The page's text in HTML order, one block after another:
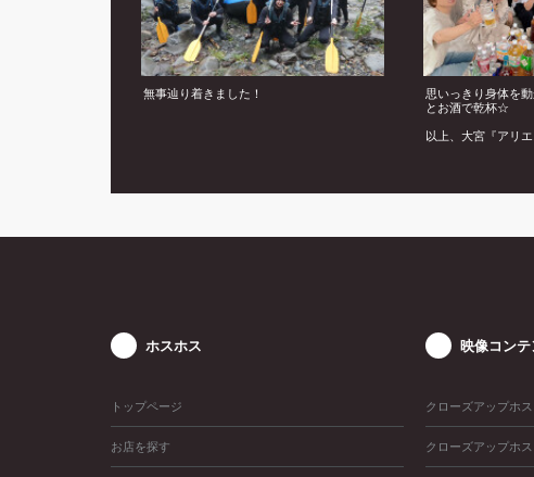
無事辿り着きました！
思いっきり身体を
とお酒で乾杯☆
以上、大宮『アリ
ホスホス
トップページ
お店を探す
映像コンテ
クローズアップホス
クローズアップホ